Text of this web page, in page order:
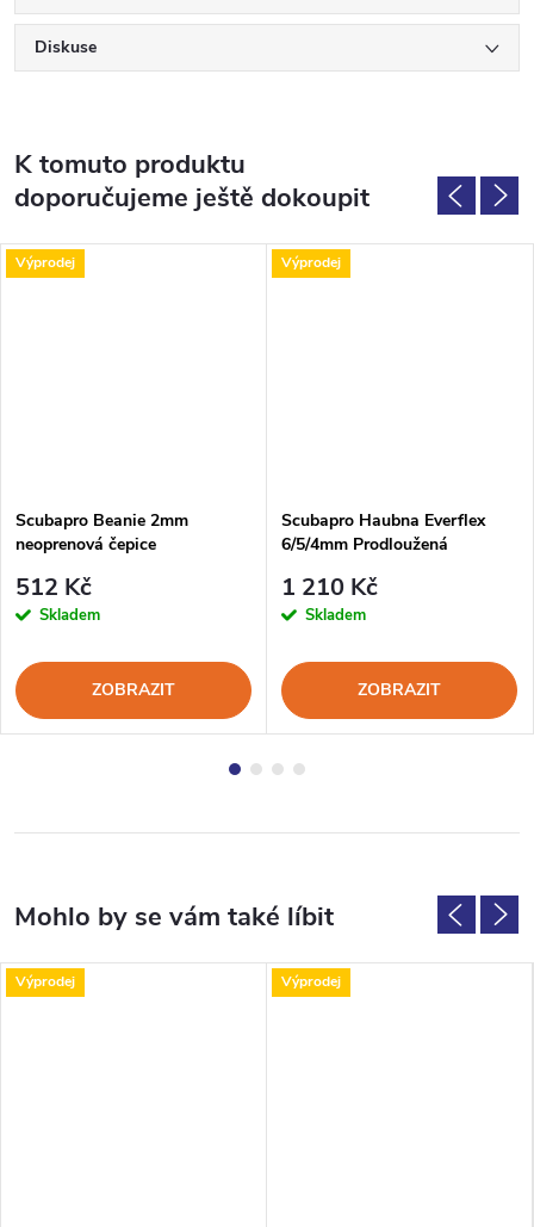
Diskuse
K tomuto produktu
doporučujeme ještě dokoupit
Výprodej
Scubapro Beanie 2mm
neoprenová čepice
512 Kč
Skladem
ZOBRAZIT
Výprodej
Scubapro Haubna Everflex
6/5/4mm Prodloužená
1 210 Kč
Skladem
ZOBRAZIT
Výprodej Výprodej